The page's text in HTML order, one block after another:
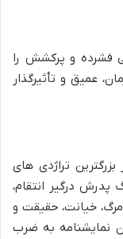
فشرده و پرکشش را
عمیق و تأثیرگذار
تراژدی های
پدرش درگیر انتقام،
خیانت، حقیقت و
نمایشنامه به ضرب